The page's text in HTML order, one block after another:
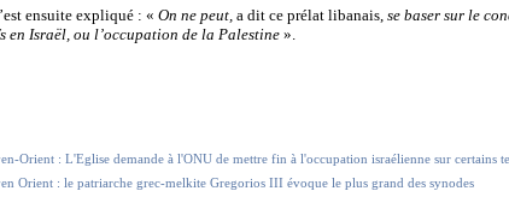
ensuite expliqué : «On ne peut, a dit ce prélat libanais,se baser sur le
en Israël, ou l’occupation de la Palestine ».
Orient : L'Eglise demande à l'ONU de mettre fin à l'occupation israélienne sur certains
Orient : le patriarche grec-melkite Gregorios III évoque le plus grand des synodes